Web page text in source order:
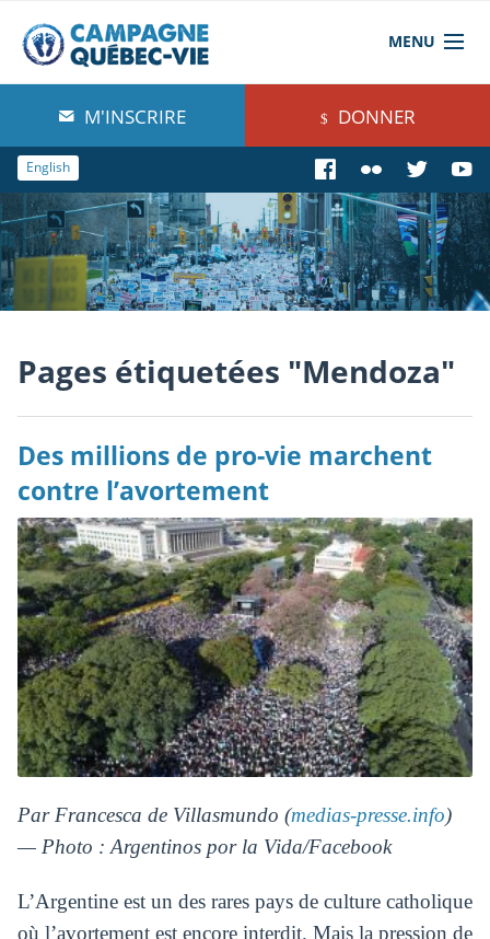
MENU
À propos de nous
Blog
Comprendre
Agir
Boutique
M'INSCRIRE DONNER
English
Pages étiquetées "Mendoza"
Des millions de pro-vie marchent
contre l’avortement
Par Francesca de Villasmundo (medias-presse.info)
— Photo : Argentinos por la Vida/Facebook
L’Argentine est un des rares pays de culture catholique
où l’avortement est encore interdit. Mais la pression de